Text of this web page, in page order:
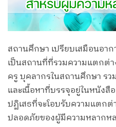
สถานศึกษา เปรียบเสมือนอา
เป็นสถานที่ที่รวมความแตกต่
ครู บุคลากรในสถานศึกษา รว
และเนื้อหาที่บรรจุอยู่ในหนัง
ปฏิเสธที่จะโอบรับความแตก
ปลอดภัยของผู้มีความหลากห